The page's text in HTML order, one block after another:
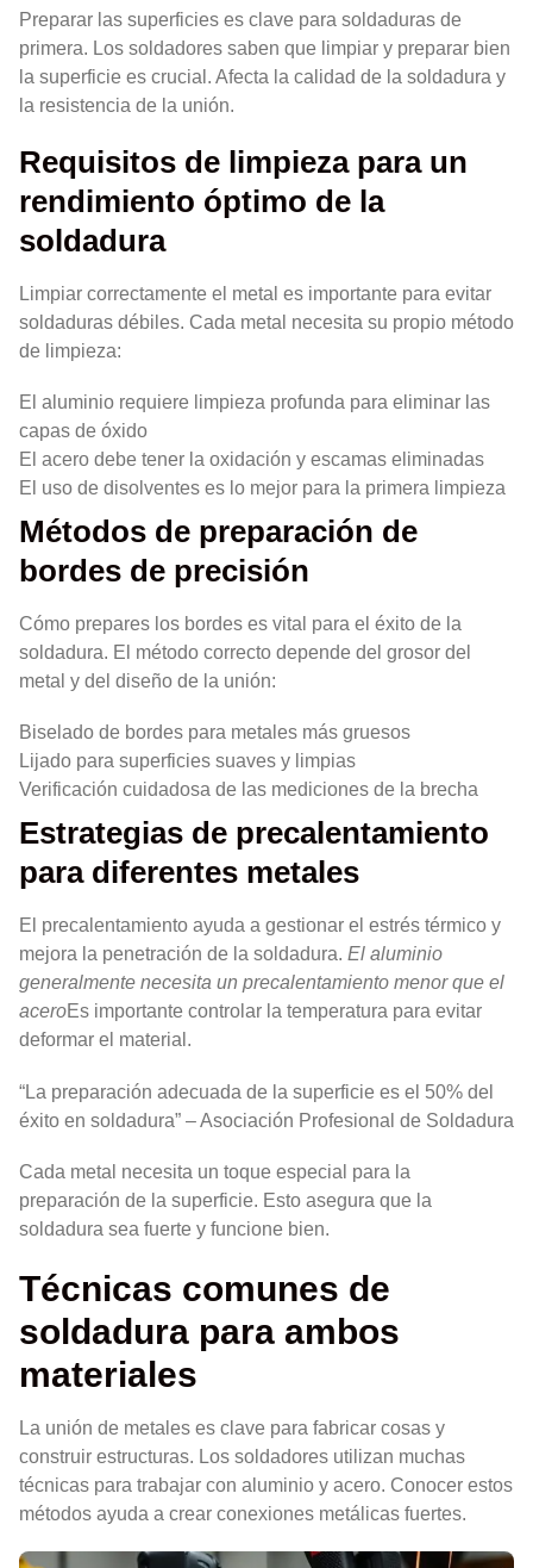
Preparar las superficies es clave para soldaduras de
primera. Los soldadores saben que limpiar y preparar bien
la superficie es crucial. Afecta la calidad de la soldadura y
la resistencia de la unión.
Requisitos de limpieza para un
rendimiento óptimo de la
soldadura
Limpiar correctamente el metal es importante para evitar
soldaduras débiles. Cada metal necesita su propio método
de limpieza:
El aluminio requiere limpieza profunda para eliminar las
capas de óxido
El acero debe tener la oxidación y escamas eliminadas
El uso de disolventes es lo mejor para la primera limpieza
Métodos de preparación de
bordes de precisión
Cómo prepares los bordes es vital para el éxito de la
soldadura. El método correcto depende del grosor del
metal y del diseño de la unión:
Biselado de bordes para metales más gruesos
Lijado para superficies suaves y limpias
Verificación cuidadosa de las mediciones de la brecha
Estrategias de precalentamiento
para diferentes metales
El precalentamiento ayuda a gestionar el estrés térmico y
mejora la penetración de la soldadura. El aluminio
generalmente necesita un precalentamiento menor que el
aceroEs importante controlar la temperatura para evitar
deformar el material.
“La preparación adecuada de la superficie es el 50% del
éxito en soldadura” – Asociación Profesional de Soldadura
Cada metal necesita un toque especial para la
preparación de la superficie. Esto asegura que la
soldadura sea fuerte y funcione bien.
Técnicas comunes de
soldadura para ambos
materiales
La unión de metales es clave para fabricar cosas y
construir estructuras. Los soldadores utilizan muchas
técnicas para trabajar con aluminio y acero. Conocer estos
métodos ayuda a crear conexiones metálicas fuertes.